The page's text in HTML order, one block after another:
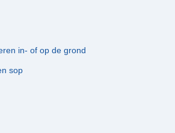
in- of op de grond
sop